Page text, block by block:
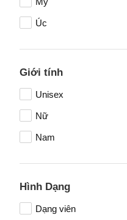
Kem chống nắng
Máy massage mặt
Dầu gội
Nấm linh chi
Kem dưỡng mắt
Xịt khoáng
Máy rửa mặt
Úc
Giới tính
Unisex
Nữ
Nam
Hình Dạng
Dạng viên